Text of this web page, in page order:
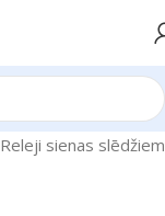
Releji sienas slēdžiem